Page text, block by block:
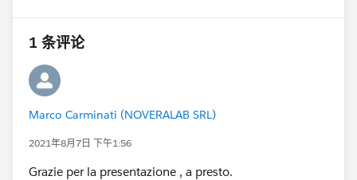
#ReleaseIT
1 条评论
Marco Carminati (NOVERALAB SRL)
2021年8月7日 下午1:56
Grazie per la presentazione , a presto.